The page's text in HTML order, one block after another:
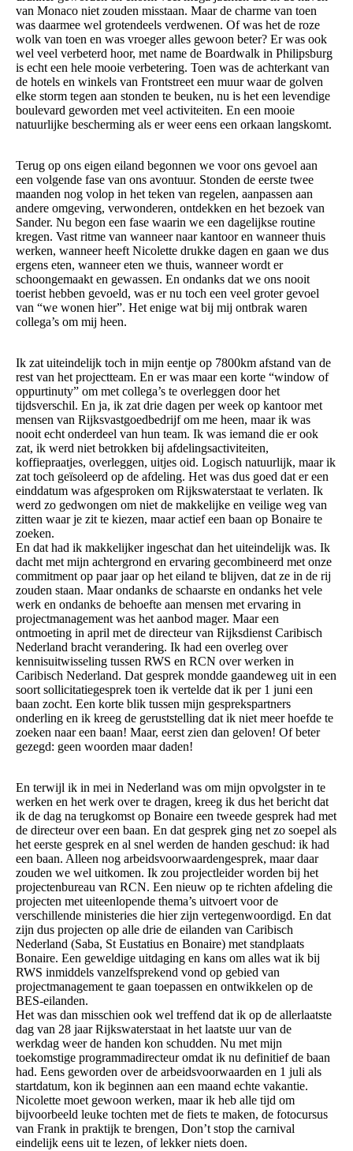
van Monaco niet zouden misstaan. Maar de charme van toen
was daarmee wel grotendeels verdwenen. Of was het de roze
wolk van toen en was vroeger alles gewoon beter? Er was ook
wel veel verbeterd hoor, met name de Boardwalk in Philipsburg
is echt een hele mooie verbetering. Toen was de achterkant van
de hotels en winkels van Frontstreet een muur waar de golven
elke storm tegen aan stonden te beuken, nu is het een levendige
boulevard geworden met veel activiteiten. En een mooie
natuurlijke bescherming als er weer eens een orkaan langskomt.
Terug op ons eigen eiland begonnen we voor ons gevoel aan
een volgende fase van ons avontuur. Stonden de eerste twee
maanden nog volop in het teken van regelen, aanpassen aan
andere omgeving, verwonderen, ontdekken en het bezoek van
Sander. Nu begon een fase waarin we een dagelijkse routine
kregen. Vast ritme van wanneer naar kantoor en wanneer thuis
werken, wanneer heeft Nicolette drukke dagen en gaan we dus
ergens eten, wanneer eten we thuis, wanneer wordt er
schoongemaakt en gewassen. En ondanks dat we ons nooit
toerist hebben gevoeld, was er nu toch een veel groter gevoel
van “we wonen hier”. Het enige wat bij mij ontbrak waren
collega’s om mij heen.
Ik zat uiteindelijk toch in mijn eentje op 7800km afstand van de
rest van het projectteam. En er was maar een korte “window of
oppurtinuty” om met collega’s te overleggen door het
tijdsverschil. En ja, ik zat drie dagen per week op kantoor met
mensen van Rijksvastgoedbedrijf om me heen, maar ik was
nooit echt onderdeel van hun team. Ik was iemand die er ook
zat, ik werd niet betrokken bij afdelingsactiviteiten,
koffiepraatjes, overleggen, uitjes oid. Logisch natuurlijk, maar ik
zat toch geïsoleerd op de afdeling. Het was dus goed dat er een
einddatum was afgesproken om Rijkswaterstaat te verlaten. Ik
werd zo gedwongen om niet de makkelijke en veilige weg van
zitten waar je zit te kiezen, maar actief een baan op Bonaire te
zoeken.
En dat had ik makkelijker ingeschat dan het uiteindelijk was. Ik
dacht met mijn achtergrond en ervaring gecombineerd met onze
commitment op paar jaar op het eiland te blijven, dat ze in de rij
zouden staan. Maar ondanks de schaarste en ondanks het vele
werk en ondanks de behoefte aan mensen met ervaring in
projectmanagement was het aanbod mager. Maar een
ontmoeting in april met de directeur van Rijksdienst Caribisch
Nederland bracht verandering. Ik had een overleg over
kennisuitwisseling tussen RWS en RCN over werken in
Caribisch Nederland. Dat gesprek mondde gaandeweg uit in een
soort sollicitatiegesprek toen ik vertelde dat ik per 1 juni een
baan zocht. Een korte blik tussen mijn gesprekspartners
onderling en ik kreeg de geruststelling dat ik niet meer hoefde te
zoeken naar een baan! Maar, eerst zien dan geloven! Of beter
gezegd: geen woorden maar daden!
En terwijl ik in mei in Nederland was om mijn opvolgster in te
werken en het werk over te dragen, kreeg ik dus het bericht dat
ik de dag na terugkomst op Bonaire een tweede gesprek had met
de directeur over een baan. En dat gesprek ging net zo soepel als
het eerste gesprek en al snel werden de handen geschud: ik had
een baan. Alleen nog arbeidsvoorwaardengesprek, maar daar
zouden we wel uitkomen. Ik zou projectleider worden bij het
projectenbureau van RCN. Een nieuw op te richten afdeling die
projecten met uiteenlopende thema’s uitvoert voor de
verschillende ministeries die hier zijn vertegenwoordigd. En dat
zijn dus projecten op alle drie de eilanden van Caribisch
Nederland (Saba, St Eustatius en Bonaire) met standplaats
Bonaire. Een geweldige uitdaging en kans om alles wat ik bij
RWS inmiddels vanzelfsprekend vond op gebied van
projectmanagement te gaan toepassen en ontwikkelen op de
BES-eilanden.
Het was dan misschien ook wel treffend dat ik op de allerlaatste
dag van 28 jaar Rijkswaterstaat in het laatste uur van de
werkdag weer de handen kon schudden. Nu met mijn
toekomstige programmadirecteur omdat ik nu definitief de baan
had. Eens geworden over de arbeidsvoorwaarden en 1 juli als
startdatum, kon ik beginnen aan een maand echte vakantie.
Nicolette moet gewoon werken, maar ik heb alle tijd om
bijvoorbeeld leuke tochten met de fiets te maken, de fotocursus
van Frank in praktijk te brengen, Don’t stop the carnival
eindelijk eens uit te lezen, of lekker niets doen.